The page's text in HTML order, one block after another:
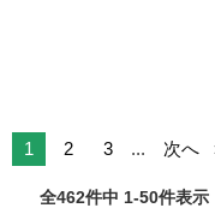
1 2 3 ... 次へ
全462件中 1-50件表示